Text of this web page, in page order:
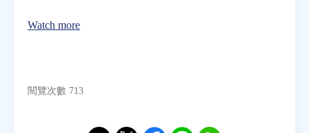
Watch more
閱覽次數 713